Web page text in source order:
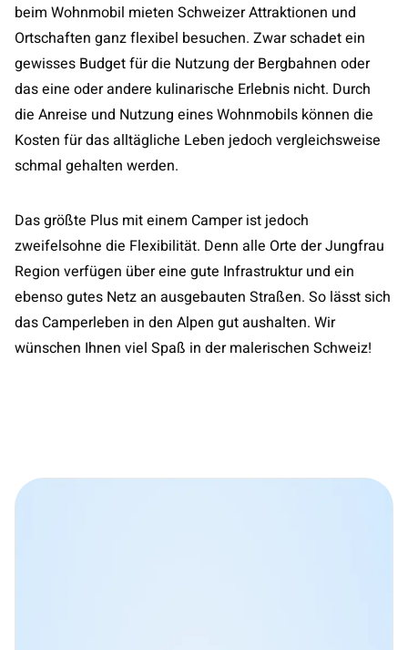
beim Wohnmobil mieten Schweizer Attraktionen und
Ortschaften ganz flexibel besuchen. Zwar schadet ein
gewisses Budget für die Nutzung der Bergbahnen oder
das eine oder andere kulinarische Erlebnis nicht. Durch
die Anreise und Nutzung eines Wohnmobils können die
Kosten für das alltägliche Leben jedoch vergleichsweise
schmal gehalten werden.
Das größte Plus mit einem Camper ist jedoch
zweifelsohne die Flexibilität. Denn alle Orte der Jungfrau
Region verfügen über eine gute Infrastruktur und ein
ebenso gutes Netz an ausgebauten Straßen. So lässt sich
das Camperleben in den Alpen gut aushalten. Wir
wünschen Ihnen viel Spaß in der malerischen Schweiz!